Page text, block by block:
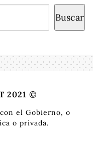
Buscar
2021 ©
el Gobierno, o
o privada.